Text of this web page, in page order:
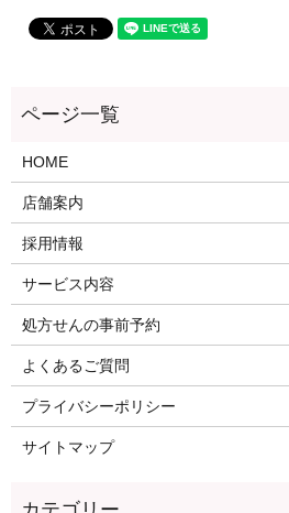
HOME
店舗案内
採用情報
サービス内容
処方せんの事前予約
よくあるご質問
プライバシーポリシー
サイトマップ